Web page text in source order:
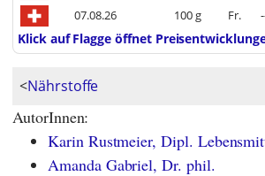
07.08.26
100 g Fr.
Klick auf Flagge öffnet
<Nährstoffe
AutorInnen:
Karin Rustmeier, Dipl.
Amanda Gabriel, Dr. phil.